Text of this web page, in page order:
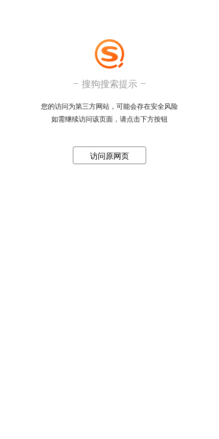
搜狗搜索提示
您的访问为第三方网站，可能会存在安全风险
如需继续访问该页面，请点击下方按钮
访问原网页